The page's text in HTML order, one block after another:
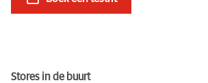
Stores in de buurt